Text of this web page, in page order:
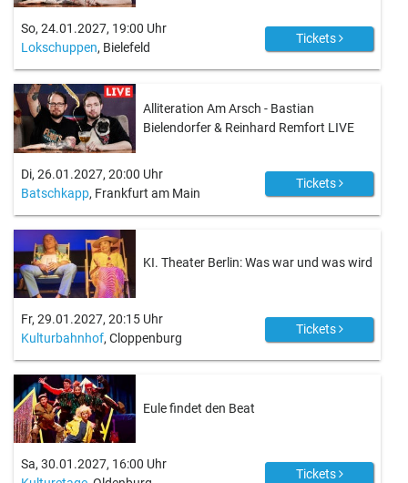
So, 24.01.2027, 19:00 Uhr
Lokschuppen, Bielefeld
Tickets
Alliteration Am Arsch - Bastian
Bielendorfer & Reinhard Remfort LIVE
Di, 26.01.2027, 20:00 Uhr
Batschkapp, Frankfurt am Main
Tickets
KI. Theater Berlin: Was war und was wird
Fr, 29.01.2027, 20:15 Uhr
Kulturbahnhof, Cloppenburg
Tickets
Eule findet den Beat
Sa, 30.01.2027, 16:00 Uhr
Tickets